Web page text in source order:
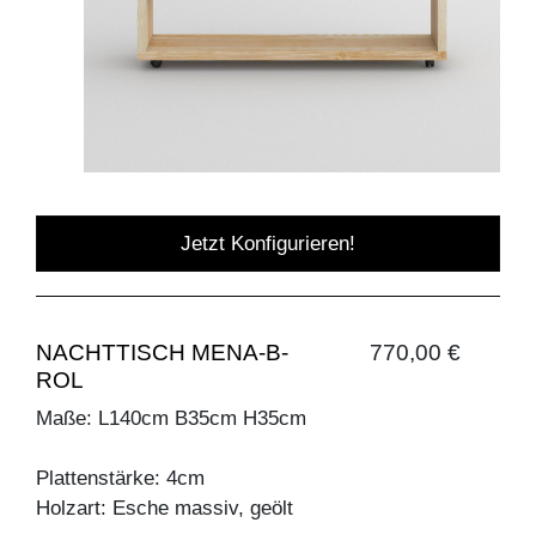
Jetzt Konfigurieren!
NACHTTISCH MENA-B-
ROL
770,00 €
Maße: L140cm B35cm H35cm
Plattenstärke: 4cm
Holzart: Esche massiv, geölt